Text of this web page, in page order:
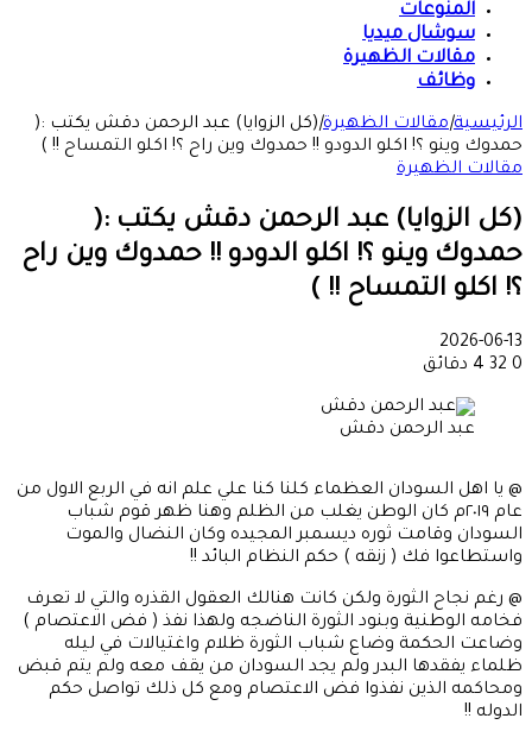
المنوعات
سوشال ميديا
مقالات الظهيرة
وظائف
الرئيسية|مقالات الظهيرة|(كل الزوايا) عبد الرحمن دقش يكتب :(
حمدوك وينو ؟! اكلو الدودو !! حمدوك وين راح ؟! اكلو التمساح !! )
مقالات الظهيرة
(كل الزوايا) عبد الرحمن دقش يكتب :(
حمدوك وينو ؟! اكلو الدودو !! حمدوك وين راح
؟! اكلو التمساح !! )
2026-06-13
0
4 دقائق
عبد الرحمن دقش
@ يا اهل السودان العظماء كلنا كنا علي علم انه في الربع الاول من
عام ٢٠١٩م كان الوطن يغلب من الظلم وهنا ظهر قوم شباب
السودان وقامت ثوره ديسمبر المجيده وكان النضال والموت
واستطاعوا فك ( زنقه ) حكم النظام البائد !!
@ رغم نجاح الثورة ولكن كانت هنالك العقول القذره والتي لا تعرف
فخامه الوطنية وبنود الثورة الناضجه ولهذا نفذ ( فض الاعتصام )
وضاعت الحكمة وضاع شباب الثورة ظلام واغتيالات في ليله
ظلماء يفقدها البدر ولم يجد السودان من يقف معه ولم يتم قبض
ومحاكمه الذين نفذوا فض الاعتصام ومع كل ذلك تواصل حكم
الدوله !!